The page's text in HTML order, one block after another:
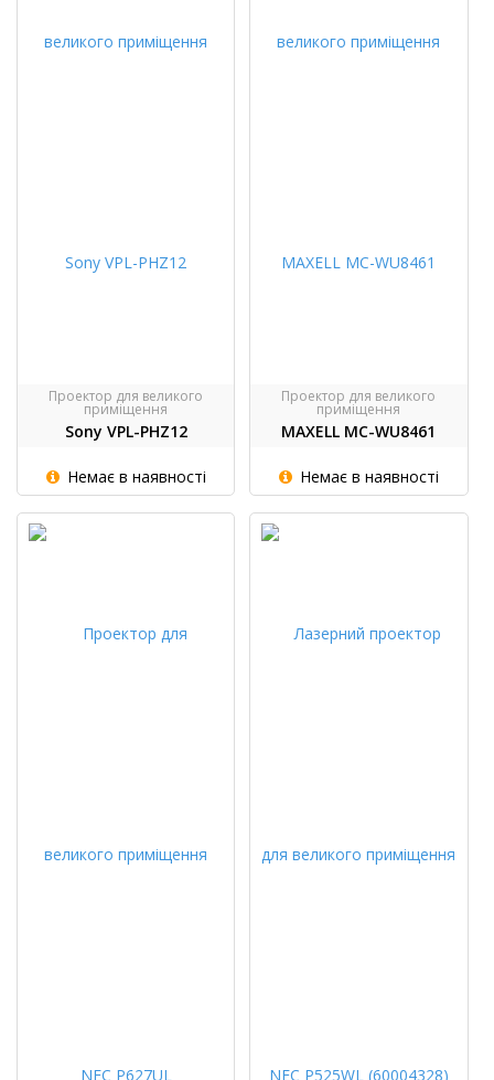
Проектор для великого
приміщення
Sony VPL-PHZ12
Немає в наявності
Проектор для великого
приміщення
MAXELL MC-WU8461
Немає в наявності